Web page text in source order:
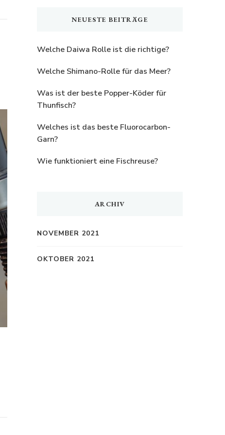
NEUESTE BEITRÄGE
Welche Daiwa Rolle ist die richtige?
Welche Shimano-Rolle für das Meer?
Was ist der beste Popper-Köder für
Thunfisch?
Welches ist das beste Fluorocarbon-
Garn?
Wie funktioniert eine Fischreuse?
ARCHIV
NOVEMBER 2021
OKTOBER 2021